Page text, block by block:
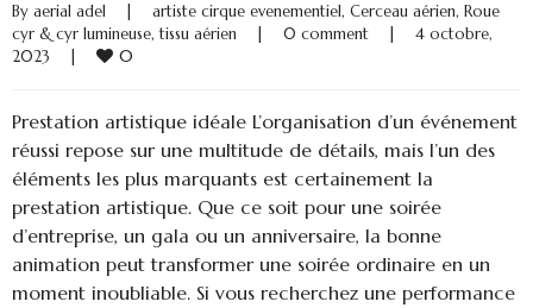
By aerial adel artiste cirque evenementiel, Cerceau aérien, Roue
cyr & cyr lumineuse, tissu aérien 0 comment
4 octobre,
2023
0
Prestation artistique idéale L’organisation d’un événement
réussi repose sur une multitude de détails, mais l’un des
éléments les plus marquants est certainement la
prestation artistique. Que ce soit pour une soirée
d’entreprise, un gala ou un anniversaire, la bonne
animation peut transformer une soirée ordinaire en un
moment inoubliable. Si vous recherchez une performance